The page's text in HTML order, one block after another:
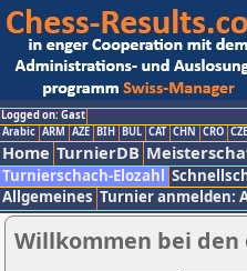
Logged on: Gast
Arabic ARM AZE BIH BUL CAT CHN CRO CZE
Home TurnierDB
Turnierschach-Elozahl
Allgemeines Turnier anmelden:
Willkommen bei den